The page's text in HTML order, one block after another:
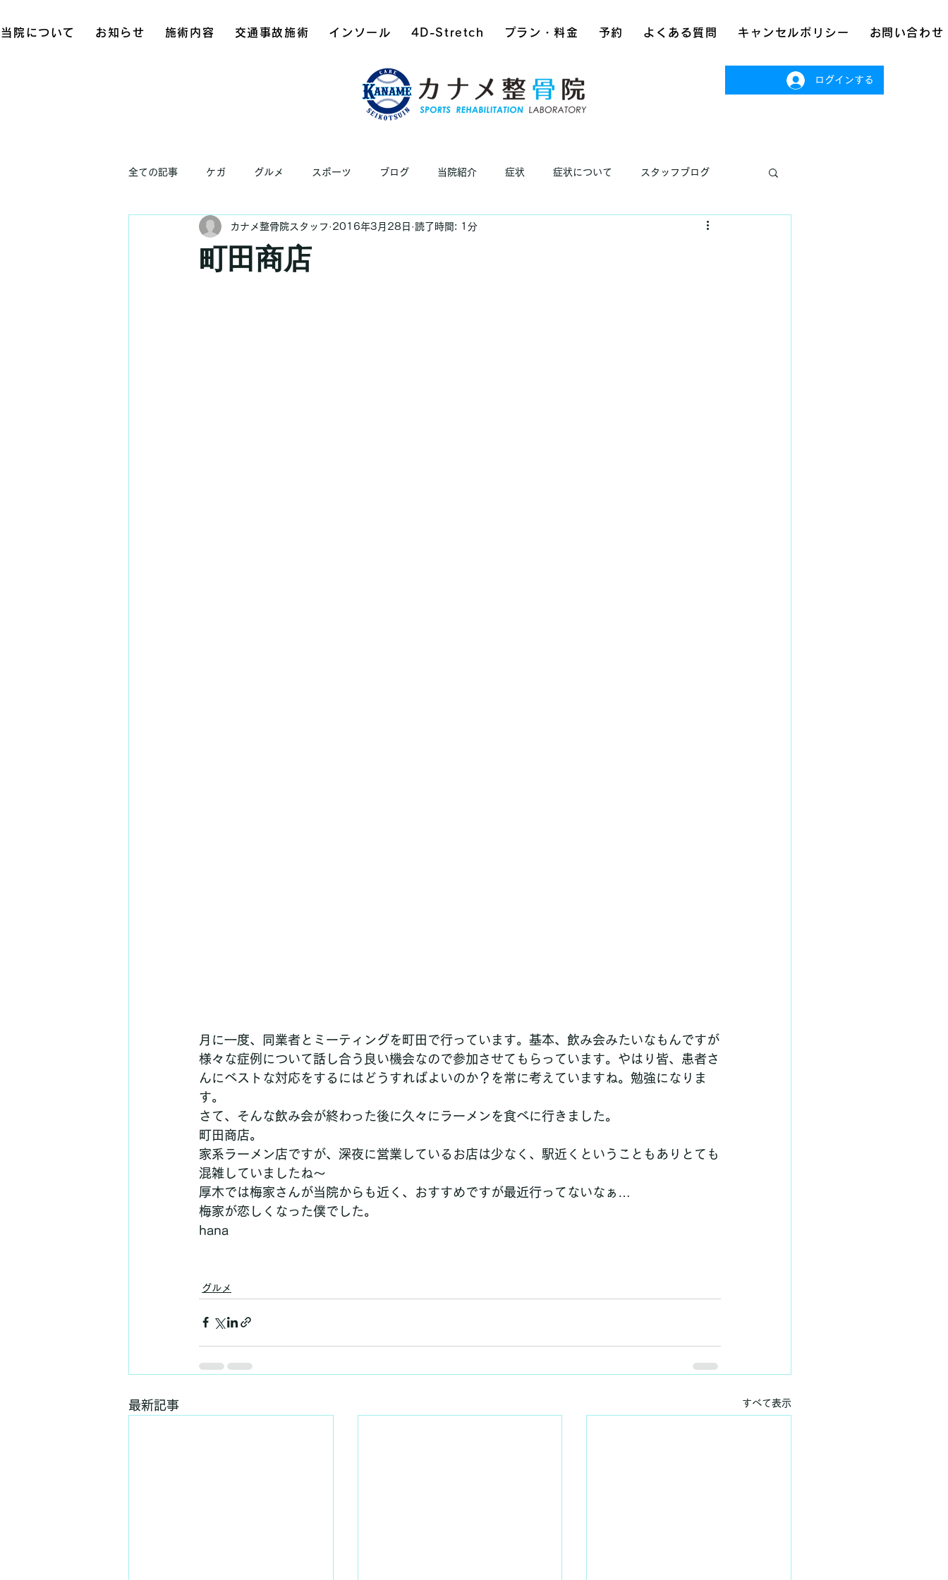
当院について お知らせ 施術内容 交通事故施術 インソール 4D-Stretch プラン・料金 予約 よくある質問 キャンセルポリシー お問い合わせ
ログインする
全ての記事 ケガ グルメ スポーツ ブログ 当院紹介 症状 症状について スタッフブログ
町田商店
カナメ整骨院スタッフ 2016年3月28日 読了時間: 1分
月に一度、同業者とミーティングを町田で行っています。基本、飲み会みたいなもんですが
様々な症例について話し合う良い機会なので参加させてもらっています。やはり皆、患者さ
んにベストな対応をするにはどうすればよいのか？を常に考えていますね。勉強になりま
す。
さて、そんな飲み会が終わった後に久々にラーメンを食べに行きました。
町田商店。
家系ラーメン店ですが、深夜に営業しているお店は少なく、駅近くということもありとても
混雑していましたね～
厚木では梅家さんが当院からも近く、おすすめですが最近行ってないなぁ…
梅家が恋しくなった僕でした。
hana
グルメ
最新記事 すべて表示